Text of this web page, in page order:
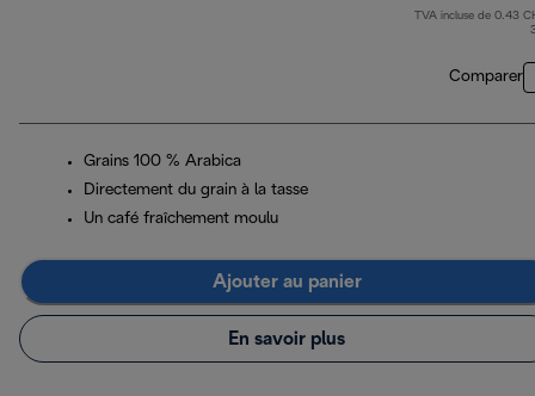
TVA incluse de 0.43
Comparer
Grains 100 % Arabica
Directement du grain à la tasse
Un café fraîchement moulu
Ajouter au panier
En savoir plus